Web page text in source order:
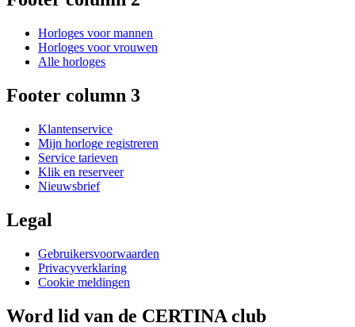
Horloges voor mannen
Horloges voor vrouwen
Alle horloges
Footer column 3
Klantenservice
Mijn horloge registreren
Service tarieven
Klik en reserveer
Nieuwsbrief
Legal
Gebruikersvoorwaarden
Privacyverklaring
Cookie meldingen
Word lid van de CERTINA club